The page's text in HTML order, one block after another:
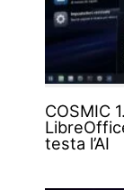
COSMIC
testa l’AI